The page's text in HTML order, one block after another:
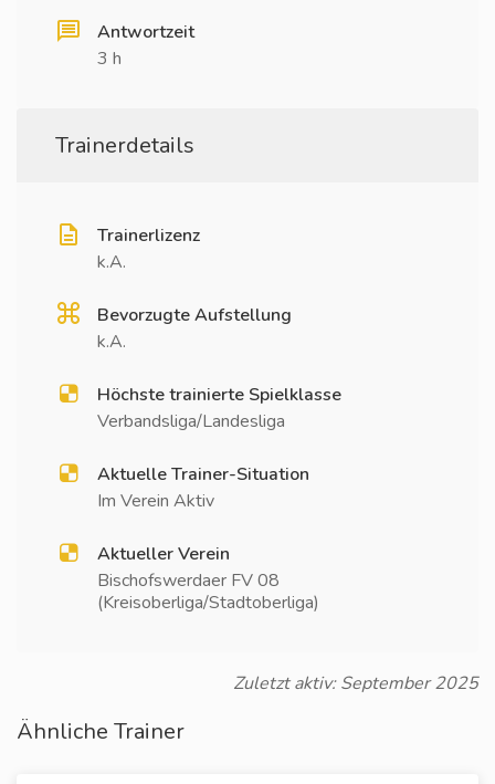
Antwortzeit
3 h
Trainerdetails
Trainerlizenz
k.A.
Bevorzugte Aufstellung
k.A.
Höchste trainierte Spielklasse
Verbandsliga/Landesliga
Aktuelle Trainer-Situation
Im Verein Aktiv
Aktueller Verein
Bischofswerdaer FV 08
(Kreisoberliga/Stadtoberliga)
Zuletzt aktiv: September 2025
Ähnliche Trainer